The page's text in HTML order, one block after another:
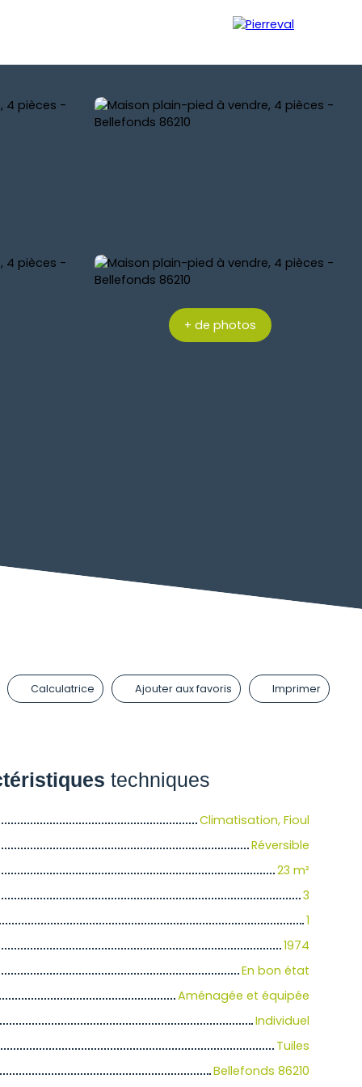
+ de photos
Calculatrice Ajouter aux favoris Imprimer
techniques
Climatisation, Fioul
Réversible
23 m²
3
1
1974
En bon état
Aménagée et équipée
Individuel
Tuiles
Bellefonds 86210